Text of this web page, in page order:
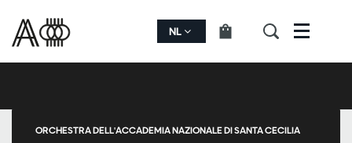
NL Menu
ORCHESTRA DELL'ACCADEMIA NAZIONALE DI SANTA CECILIA